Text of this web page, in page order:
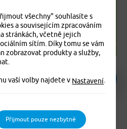
Aktuality
Pojištění majetku a
odpovědnosti občanů
všechny" souhlasíte s
a souvisejícím zpracováním
stránkách, včetně jejich
sítím. Díky tomu se vám
zobrazovat produkty a služby,
vaší volby najdete v Nastavení.
Přijmout pouze nezbytné